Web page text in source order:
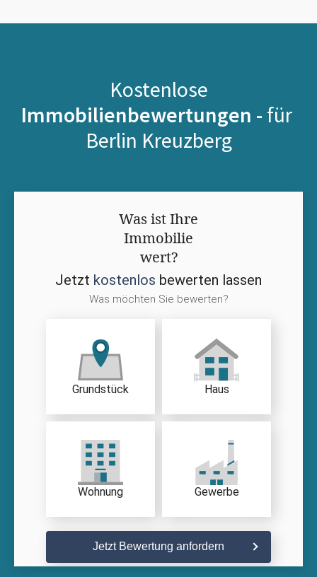
Kostenlose
Immobilienbewertungen - für
Berlin Kreuzberg
Was ist Ihre
Immobilie
wert?
Jetzt kostenlos bewerten lassen
Was möchten Sie bewerten?
Grundstück Haus
Wohnung Gewerbe
Jetzt Bewertung anfordern